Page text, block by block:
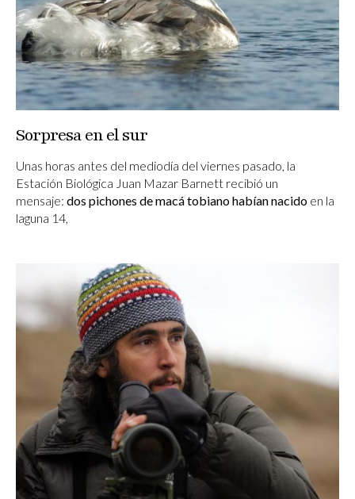
Sorpresa en el sur
Unas horas antes del mediodía del viernes pasado, la
Estación Biológica Juan Mazar Barnett recibió un
mensaje: dos pichones de macá tobiano habían nacido en la
laguna 14,